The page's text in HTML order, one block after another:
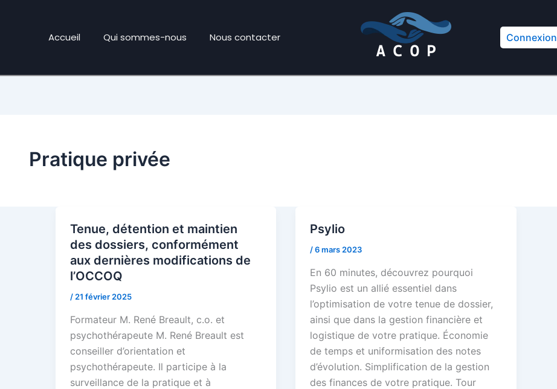
Accueil Qui sommes-nous Nous contacter Connexion
Pratique privée
Tenue, détention et maintien
des dossiers, conformément
aux dernières modifications de
l’OCCOQ
/ 21 février 2025
Formateur M. René Breault, c.o. et
psychothérapeute M. René Breault est
conseiller d’orientation et
psychothérapeute. Il participe à la
surveillance de la pratique et à
Psylio
/6 mars 2023
En 60 minutes, découvrez pourquoi
Psylio est un allié essentiel dans
l’optimisation de votre tenue de dossier,
ainsi que dans la gestion financière et
logistique de votre pratique. Économie
de temps et uniformisation des notes
d’évolution. Simplification de la gestion
des finances de votre pratique. Tour